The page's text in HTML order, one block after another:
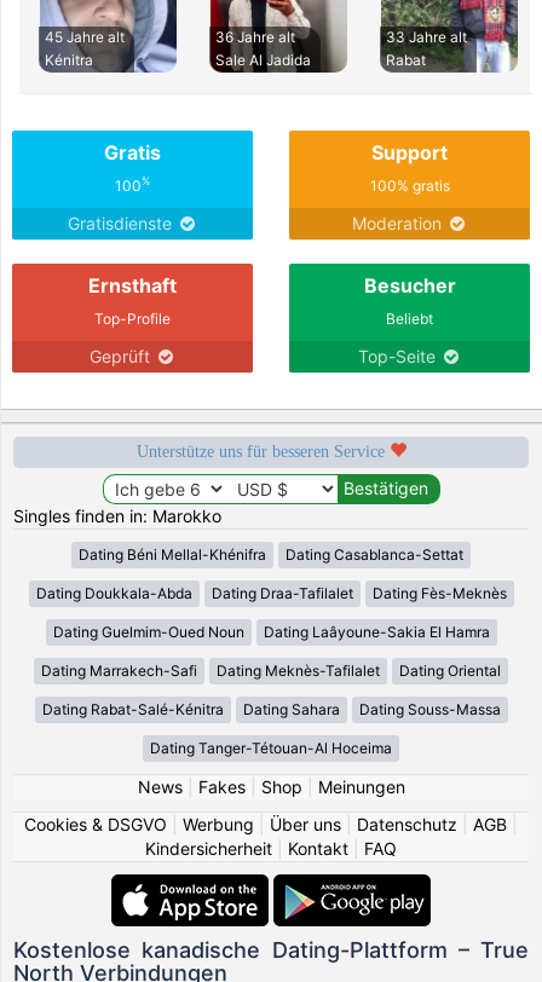
45 Jahre alt
Kénitra
36 Jahre alt
Sale Al Jadida
33 Jahre alt
Rabat
Gratis
100%
Gratisdienste
Support
100% gratis
Moderation
Ernsthaft
Top-Profile
Geprüft
Besucher
Beliebt
Top-Seite
Unterstütze uns für besseren Service
Singles finden in: Marokko
Dating Béni Mellal-Khénifra Dating Casablanca-Settat
Dating Doukkala-Abda Dating Draa-Tafilalet Dating Fès-Meknès
Dating Guelmim-Oued Noun Dating Laâyoune-Sakia El Hamra
Dating Marrakech-Safi Dating Meknès-Tafilalet Dating Oriental
Dating Rabat-Salé-Kénitra Dating Sahara Dating Souss-Massa
Dating Tanger-Tétouan-Al Hoceima
News| Fakes| Shop
Meinungen
Cookies & DSGVO
Werbung Über uns Datenschutz AGB
Kindersicherheit
Kontakt FAQ
Kostenlose kanadische Dating-Plattform – True
North Verbindungen